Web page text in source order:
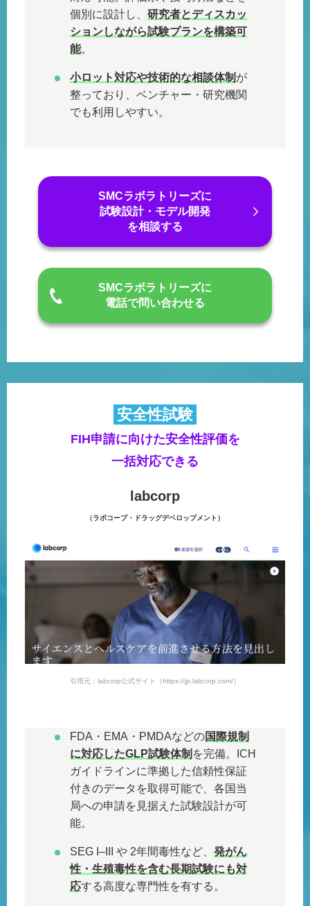
個別に設計し、 研究者とディスカッ
ションしながら試験プランを構築可
能。
小ロット対応や技術的な相談体制 が
整っており、ベンチャー・研究機関
でも利用しやすい。
SMCラボラトリーズに
試験設計・モデル開発
を相談する
SMCラボラトリーズに
電話で問い合わせる
安全性試験
FIH申請に向けた安全性評価を
一括対応できる
labcorp
（ラボコープ・ドラッグデベロップメント）
引用元：labcorp公式サイト（https://jp.labcorp.com/）
FDA・EMA・PMDAなどの国際規制
に対応したGLP試験体制 を完備。ICH
ガイドラインに準拠した信頼性保証
付きのデータを取得可能で、各国当
局への申請を見据えた試験設計が可
能。
SEG I–III や 2年間毒性など、 発がん
性・生殖毒性を含む長期試験にも対
応する高度な専門性を有する。